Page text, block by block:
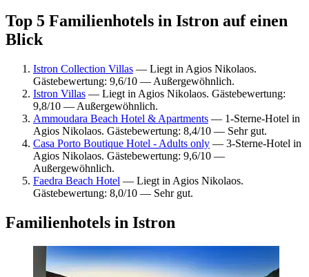
Top 5 Familienhotels in Istron auf einen
Blick
Istron Collection Villas — Liegt in Agios Nikolaos.
Gästebewertung: 9,6/10 — Außergewöhnlich.
Istron Villas — Liegt in Agios Nikolaos. Gästebewertung:
9,8/10 — Außergewöhnlich.
Ammoudara Beach Hotel & Apartments — 1-Sterne-Hotel in
Agios Nikolaos. Gästebewertung: 8,4/10 — Sehr gut.
Casa Porto Boutique Hotel - Adults only — 3-Sterne-Hotel in
Agios Nikolaos. Gästebewertung: 9,6/10 —
Außergewöhnlich.
Faedra Beach Hotel — Liegt in Agios Nikolaos.
Gästebewertung: 8,0/10 — Sehr gut.
Familienhotels in Istron